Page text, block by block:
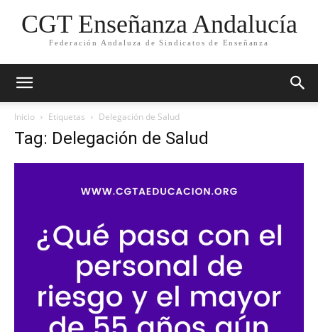
CGT Enseñanza Andalucía
Federación Andaluza de Sindicatos de Enseñanza
Inicio Etiquetas Delegación de Salud
Tag: Delegación de Salud